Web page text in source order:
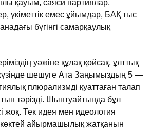
қауым, саяси партиялар,
үкiметтiк емес ұйымдар, БАҚ тыс
бүгiнгi самарқаулық
уәжiне құлақ қойсақ, ұлттық
шешуге Ата Заңымыздың 5 —
плюрализмдi қуаттаған талап
тәрiздi. Шынтуайтында бұл
жоқ. Тек идея мен идеология
айырмашылық жатқанын